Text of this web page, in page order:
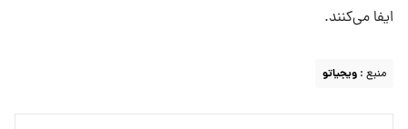
ایفا می‌کنند.
منبع : ویجیاتو